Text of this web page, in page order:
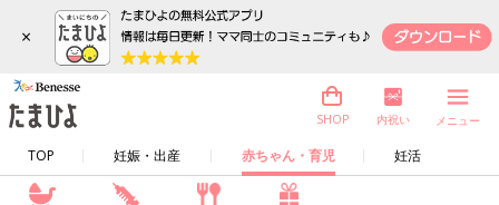
×
TOP 妊娠・出産 赤ちゃん・育児 妊活
SHOP 内祝い メニュー